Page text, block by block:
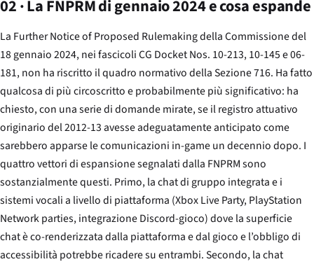
02 · La FNPRM di gennaio 2024 e cosa espande
La Further Notice of Proposed Rulemaking della Commissione del
18 gennaio 2024, nei fascicoli CG Docket Nos. 10-213, 10-145 e 06-
181, non ha riscritto il quadro normativo della Sezione 716. Ha fatto
qualcosa di più circoscritto e probabilmente più significativo: ha
chiesto, con una serie di domande mirate, se il registro attuativo
originario del 2012-13 avesse adeguatamente anticipato come
sarebbero apparse le comunicazioni in-game un decennio dopo. I
quattro vettori di espansione segnalati dalla FNPRM sono
sostanzialmente questi. Primo, la chat di gruppo integrata e i
sistemi vocali a livello di piattaforma (Xbox Live Party, PlayStation
Network parties, integrazione Discord-gioco) dove la superficie
chat è co-renderizzata dalla piattaforma e dal gioco e l’obbligo di
accessibilità potrebbe ricadere su entrambi. Secondo, la chat